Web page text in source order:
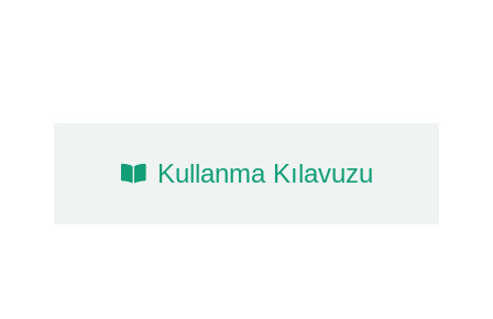
Kullanma Kılavuzu